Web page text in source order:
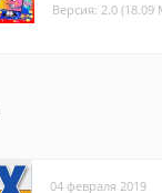
Версия: 2.0 (18.09
04 февраля 2019